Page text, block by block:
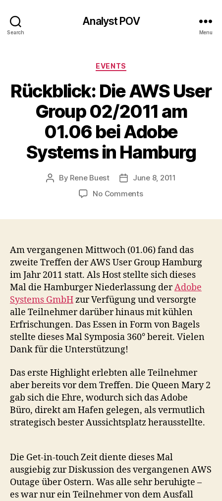
Search
Analyst POV
Menu
Categories
EVENTS
Rückblick: Die AWS User
Group 02/2011 am
01.06 bei Adobe
Systems in Hamburg
Post
By Rene Buest
PostJune 8, 2011
No Commentson
Group
02/2011
01.06
bei
Adobe
Systems
in
Hamburg
Am vergangenen Mittwoch (01.06) fand das
zweite Treffen der AWS User Group Hamburg
im Jahr 2011 statt. Als Host stellte sich dieses
Mal die Hamburger Niederlassung derAdobe
Systems GmbHzur Verfügung und versorgte
alle Teilnehmer darüber hinaus mit kühlen
Erfrischungen. Das Essen in Form von Bagels
stellte dieses Mal Symposia 360° bereit. Vielen
Dank für die Unterstützung!
Das erste Highlight erlebten alle Teilnehmer
aber bereits vor dem Treffen. Die Queen Mary 2
gab sich die Ehre, wodurch sich das Adobe
Büro, direkt am Hafen gelegen, als vermutlich
strategisch bester Aussichtsplatz herausstellte.
Die Get-in-touch Zeit diente dieses Mal
ausgiebig zur Diskussion des vergangenen AWS
Outage über Ostern. Was alle sehr beruhigte –
es war nur ein Teilnehmer von dem Ausfall